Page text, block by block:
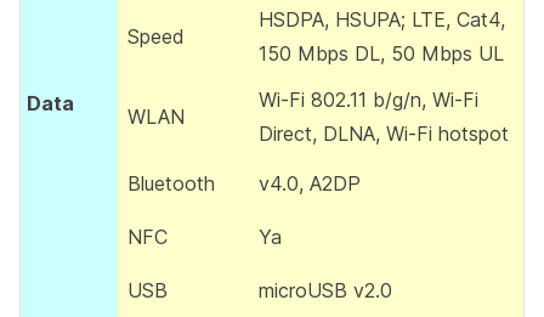
Data
Speed
HSDPA, HSUPA; LTE, Cat4,
150 Mbps DL, 50 Mbps UL
WLAN
Wi-Fi 802.11 b/g/n, Wi-Fi
Direct, DLNA, Wi-Fi hotspot
Bluetooth v4.0, A2DP
NFC Ya
USB microUSB v2.0